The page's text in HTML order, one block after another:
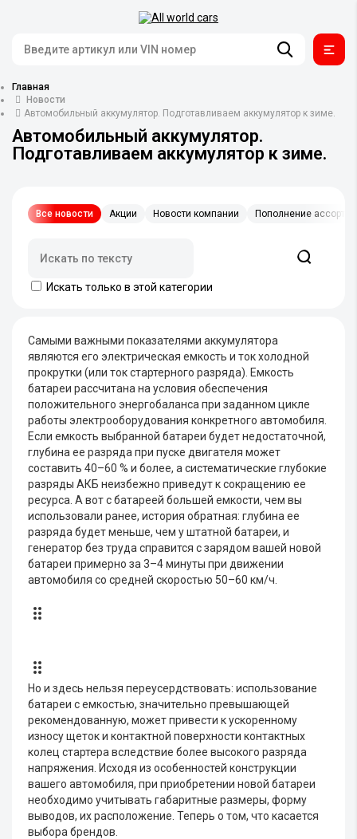
Главная
Новости
Автомобильный аккумулятор. Подготавливаем аккумулятор к зиме.
Автомобильный аккумулятор.
Подготавливаем аккумулятор к зиме.
Все новости Акции Новости компании Пополнение
Искать только в этой категории
Самыми важными показателями аккумулятора
являются его электрическая емкость и ток холодной
прокрутки (или ток стартерного разряда). Емкость
батареи рассчитана на условия обеспечения
положительного энергобаланса при заданном цикле
работы электрооборудования конкретного автомобиля.
Если емкость выбранной батареи будет недостаточной,
глубина ее разряда при пуске двигателя может
составить 40–60 % и более, а систематические глубокие
разряды АКБ неизбежно приведут к сокращению ее
ресурса. А вот с батареей большей емкости, чем вы
использовали ранее, история обратная: глубина ее
разряда будет меньше, чем у штатной батареи, и
генератор без труда справится с зарядом вашей новой
батареи примерно за 3–4 минуты при движении
автомобиля со средней скоростью 50–60 км/ч.
Но и здесь нельзя переусердствовать: использование
батареи с емкостью, значительно превышающей
рекомендованную, может привести к ускоренному
износу щеток и контактной поверхности контактных
колец стартера вследствие более высокого разряда
напряжения. Исходя из особенностей конструкции
вашего автомобиля, при приобретении новой батареи
необходимо учитывать габаритные размеры, форму
выводов, их расположение. Теперь о том, что касается
выбора брендов.